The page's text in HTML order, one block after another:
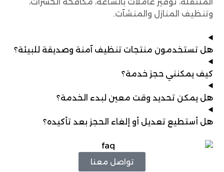
وتنظيف المنازل والمنشآت.
هل تستخدمون منتجات تنظيف آمنة وصديقة للبيئة؟
كيف يمكنني حجز خدمة؟
هل يمكن تحديد وقت معين لبدء الخدمة؟
هل أستطيع تعديل أو إلغاء الحجز بعد تأكيده؟
تواصل معنا